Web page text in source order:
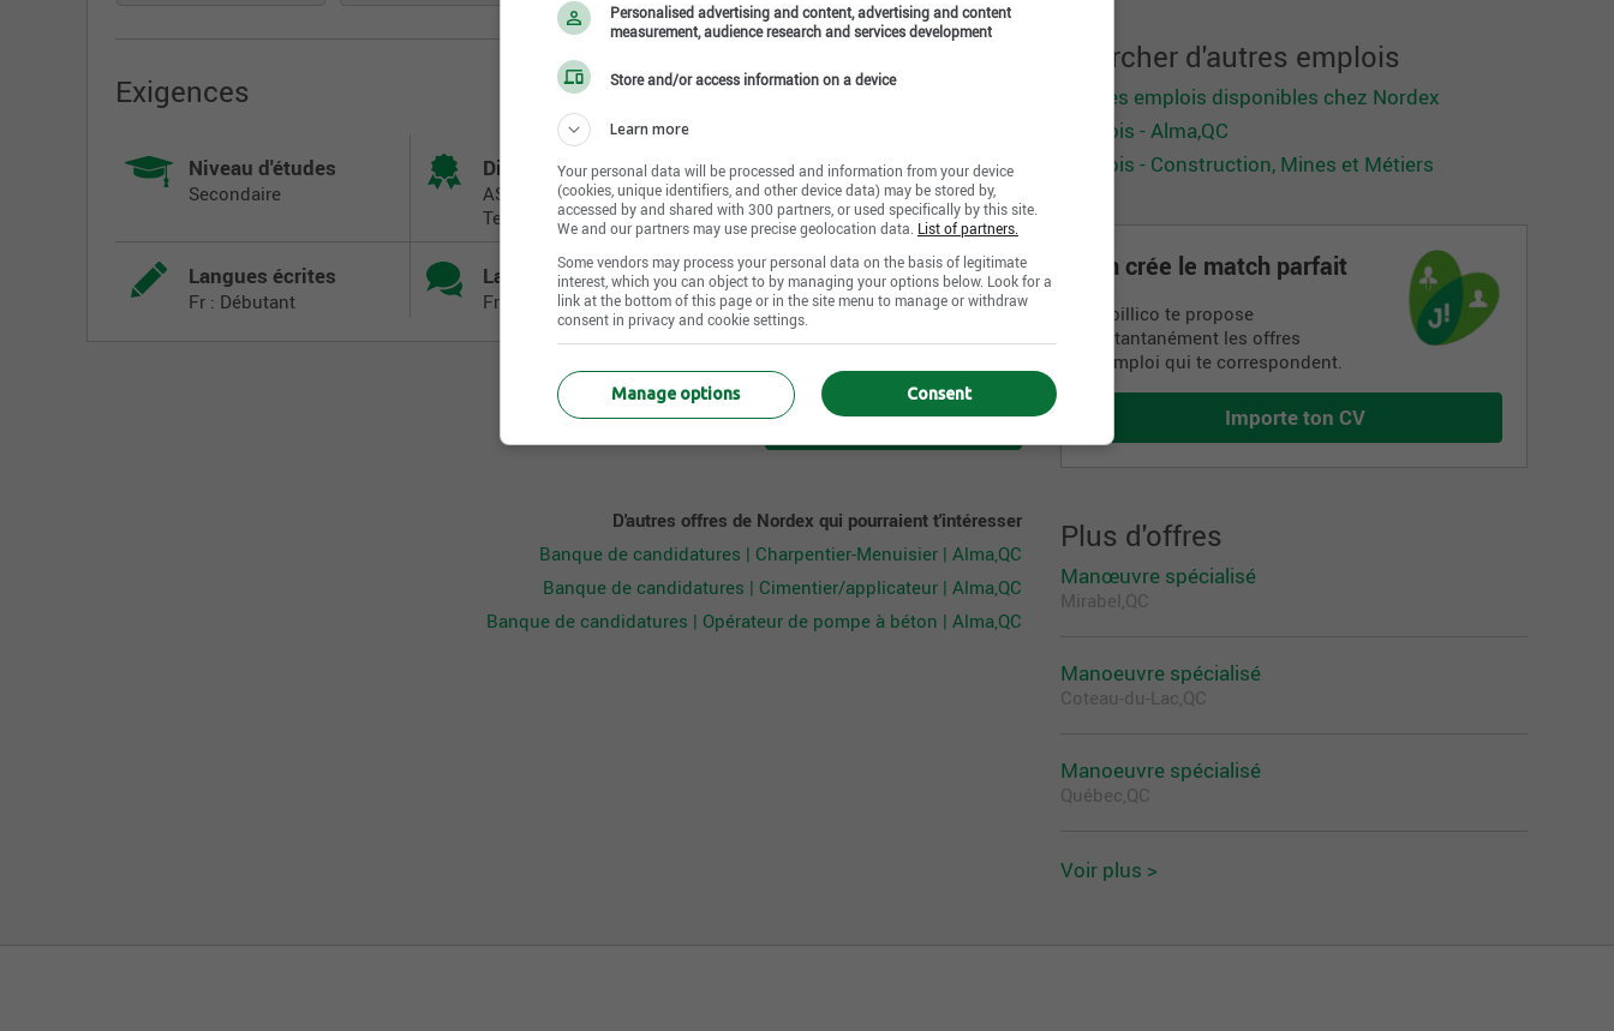
Exigences
Niveau d'études
Secondaire
Diplôme
ASP
Terminé
Années d'expérience
non déterminé
Langues écrites
Fr : Débutant
Langues parlées
Fr : Intermédiaire
Postuler maintenant
D'autres offres de Nordex qui pourraient t'intéresser
Banque de candidatures | Charpentier-Menuisier | Alma,QC
Banque de candidatures | Cimentier/applicateur | Alma,QC
Banque de candidatures | Opérateur de pompe à béton | Alma,QC
Chercher d'autres emplois
Voir les emplois disponibles chez Nordex
Emplois - Alma,QC
Emplois - Construction, Mines et Métiers
On crée le match parfait
Jobillico te propose
instantanément les offres
d’emploi qui te correspondent.
Importe ton CV
Plus d'offres
Manœuvre spécialisé
Mirabel,QC
Manoeuvre spécialisé
Coteau-du-Lac,QC
Manoeuvre spécialisé
Québec,QC
Voir plus >
Personalised advertising and content, advertising and content
measurement, audience research and services development
Store and/or access information on a device
Learn more
Your personal data will be processed and information from your device
(cookies, unique identifiers, and other device data) may be stored by,
accessed by and shared with 300 partners, or used specifically by this site.
We and our partners may use precise geolocation data. List of partners.
Some vendors may process your personal data on the basis of legitimate
interest, which you can object to by managing your options below. Look for a
link at the bottom of this page or in the site menu to manage or withdraw
consent in privacy and cookie settings.
Consent
Manage options